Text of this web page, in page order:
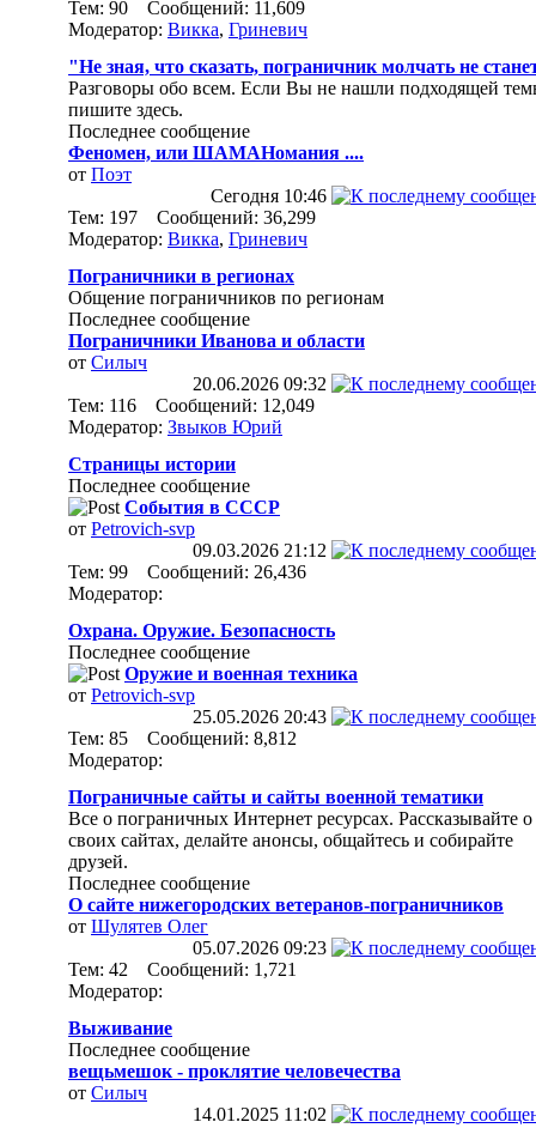
Тем: 90 Сообщений: 11,609
Модератор: Викка, Гриневич
"Не зная, что сказать, пограничник молчать не
Разговоры обо всем. Если Вы не нашли подходящей
пишите здесь.
Последнее сообщение
Феномен, или ШАМАНомания ....
от Поэт
Сегодня 10:46
Тем: 197 Сообщений: 36,299
Модератор: Викка, Гриневич
Пограничники в регионах
Общение пограничников по регионам
Последнее сообщение
Пограничники Иванова и области
от Силыч
20.06.2026 09:32
Тем: 116 Сообщений: 12,049
Модератор: Звыков Юрий
Страницы истории
Последнее сообщение
События в СССР
от Petrovich-svp
09.03.2026 21:12
Тем: 99 Сообщений: 26,436
Модератор:
Охрана. Оружие. Безопасность
Последнее сообщение
Оружие и военная техника
от Petrovich-svp
25.05.2026 20:43
Тем: 85 Сообщений: 8,812
Модератор:
Пограничные сайты и сайты военной тематики
Все о пограничных Интернет ресурсах. Рассказывайте о
своих сайтах, делайте анонсы, общайтесь и собирайте
друзей.
Последнее сообщение
О сайте нижегородских ветеранов-пограничников
от Шулятев Олег
05.07.2026 09:23
Тем: 42 Сообщений: 1,721
Модератор:
Выживание
Последнее сообщение
вещьмешок - проклятие человечества
от Силыч
14.01.2025 11:02